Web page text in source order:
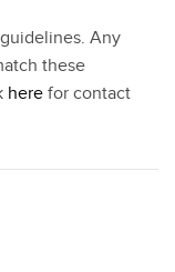
Any
these
here for contact